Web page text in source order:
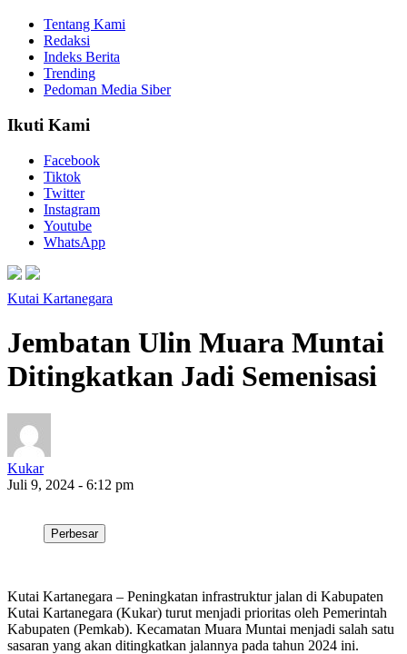
Tentang Kami
Redaksi
Indeks Berita
Trending
Pedoman Media Siber
Ikuti Kami
Facebook
Tiktok
Twitter
Instagram
Youtube
WhatsApp
Kutai Kartanegara
Jembatan Ulin Muara Muntai
Ditingkatkan Jadi Semenisasi
Kukar
Juli 9, 2024 - 6:12 pm
Perbesar
Kutai Kartanegara – Peningkatan infrastruktur jalan di Kabupaten
Kutai Kartanegara (Kukar) turut menjadi prioritas oleh Pemerintah
Kabupaten (Pemkab). Kecamatan Muara Muntai menjadi salah satu
sasaran yang akan ditingkatkan jalannya pada tahun 2024 ini.